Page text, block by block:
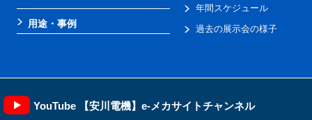
用途・事例
年間スケジュール
過去の展示会の様子
YouTube 【安川電機】e-メカサイトチャンネル